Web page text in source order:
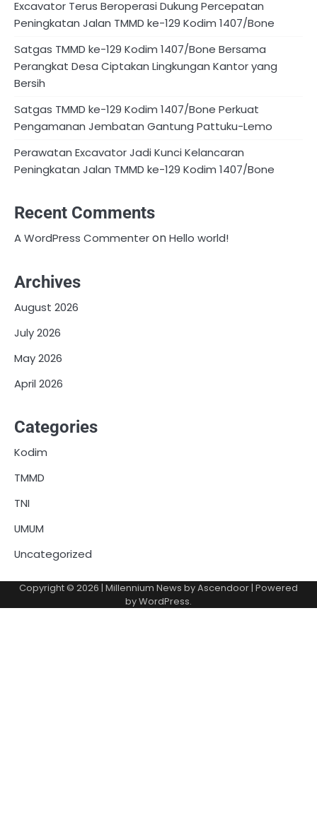
Excavator Terus Beroperasi Dukung Percepatan
Peningkatan Jalan TMMD ke-129 Kodim 1407/Bone
Satgas TMMD ke-129 Kodim 1407/Bone Bersama
Perangkat Desa Ciptakan Lingkungan Kantor yang
Bersih
Satgas TMMD ke-129 Kodim 1407/Bone Perkuat
Pengamanan Jembatan Gantung Pattuku-Lemo
Perawatan Excavator Jadi Kunci Kelancaran
Peningkatan Jalan TMMD ke-129 Kodim 1407/Bone
Recent Comments
A WordPress CommenteronHello world!
Archives
August 2026
July 2026
May 2026
April 2026
Categories
Kodim
TMMD
TNI
UMUM
Uncategorized
Copyright © 2026 | Millennium News byAscendoor | Powered
byWordPress.